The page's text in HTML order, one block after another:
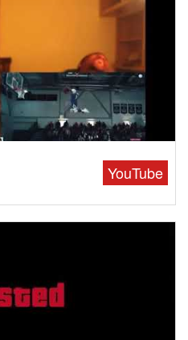
YouTube